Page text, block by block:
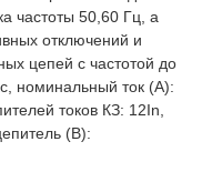
частоты 50,60 Гц, а
отключений и
цепей с частотой до
номинальный ток (А):
токов КЗ: 12In,
(В):